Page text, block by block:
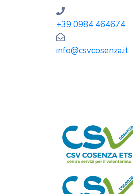
+39 0984 464674
info@csvcosenza.it